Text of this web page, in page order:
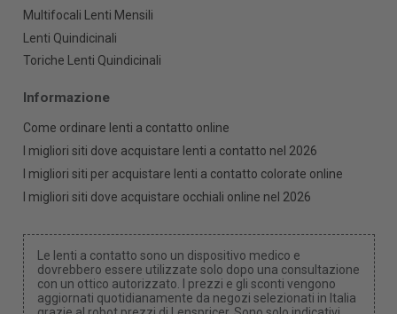
Multifocali Lenti Mensili
Lenti Quindicinali
Toriche Lenti Quindicinali
Informazione
Come ordinare lenti a contatto online
I migliori siti dove acquistare lenti a contatto nel 2026
I migliori siti per acquistare lenti a contatto colorate online
I migliori siti dove acquistare occhiali online nel 2026
Le lenti a contatto sono un dispositivo medico e
dovrebbero essere utilizzate solo dopo una consultazione
con un ottico autorizzato. I prezzi e gli sconti vengono
aggiornati quotidianamente da negozi selezionati in Italia